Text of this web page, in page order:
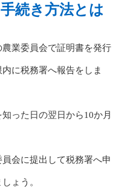
続き方法とは
業委員会で証明書を発行
に税務署へ報告をしま
った日の翌日から10か月
会に提出して税務署へ申
ょう。